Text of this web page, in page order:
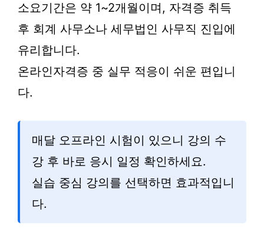
소요기간은 약 1~2개월이며, 자격증 취득
후 회계 사무소나 세무법인 사무직 진입에
유리합니다.
온라인자격증 중 실무 적응이 쉬운 편입니
다.
매달 오프라인 시험이 있으니 강의 수
강 후 바로 응시 일정 확인하세요.
실습 중심 강의를 선택하면 효과적입니
다.